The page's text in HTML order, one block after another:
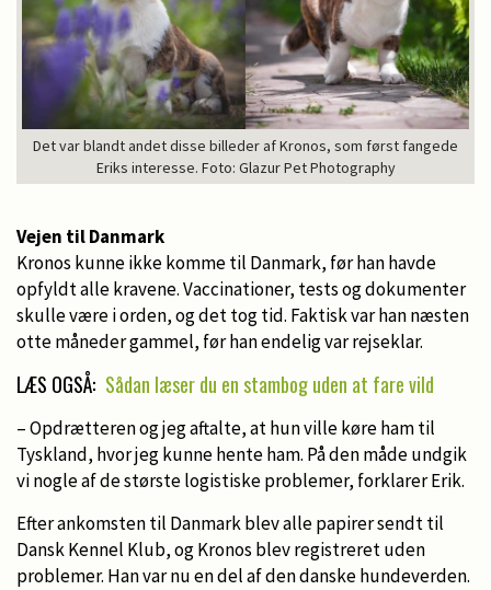
Det var blandt andet disse billeder af Kronos, som først fangede
Eriks interesse. Foto: Glazur Pet Photography
Vejen til Danmark
Kronos kunne ikke komme til Danmark, før han havde
opfyldt alle kravene. Vaccinationer, tests og dokumenter
skulle være i orden, og det tog tid. Faktisk var han næsten
otte måneder gammel, før han endelig var rejseklar.
LÆS OGSÅ: Sådan læser du en stambog uden at fare vild
– Opdrætteren og jeg aftalte, at hun ville køre ham til
Tyskland, hvor jeg kunne hente ham. På den måde undgik
vi nogle af de største logistiske problemer, forklarer Erik.
Efter ankomsten til Danmark blev alle papirer sendt til
Dansk Kennel Klub, og Kronos blev registreret uden
problemer. Han var nu en del af den danske hundeverden.